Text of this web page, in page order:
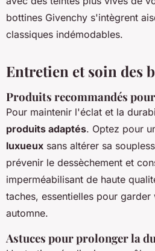
bottines Givenchy s'intègrent
classiques indémodables.
Entretien et soin des
Produits recommandés
Pour maintenir l'éclat et la
produits adaptés. Optez pour
luxueux sans altérer sa
prévenir le dessèchement et
imperméabilisant de haute
taches, essentielles pour
automne.
Astuces pour prolonger la